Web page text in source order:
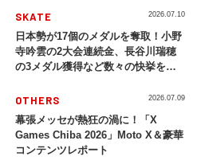
SKATE
日本勢が17個のメダルを奪取！小野
寺吟雲の2大会連続金、長谷川瑞穂
の3メダル獲得など数々の快挙をプ
2026」
2026.07.10
OTHERS
幕張メッセが熱狂の渦に！「X
Games Chiba 2026」Moto X＆豪華
コンテンツレポート
2026.07.09